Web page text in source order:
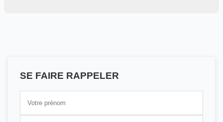
SE FAIRE RAPPELER